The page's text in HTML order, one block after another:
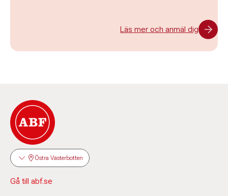
Läs mer och anmäl dig
Östra Västerbotten
Gå till abf.se